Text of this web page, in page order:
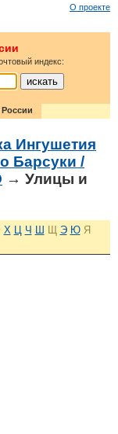
О проекте
индекс:
Ингушетия
Барсуки /
→ Улицы и
Х Ц Ч Ш Щ Э Ю Я